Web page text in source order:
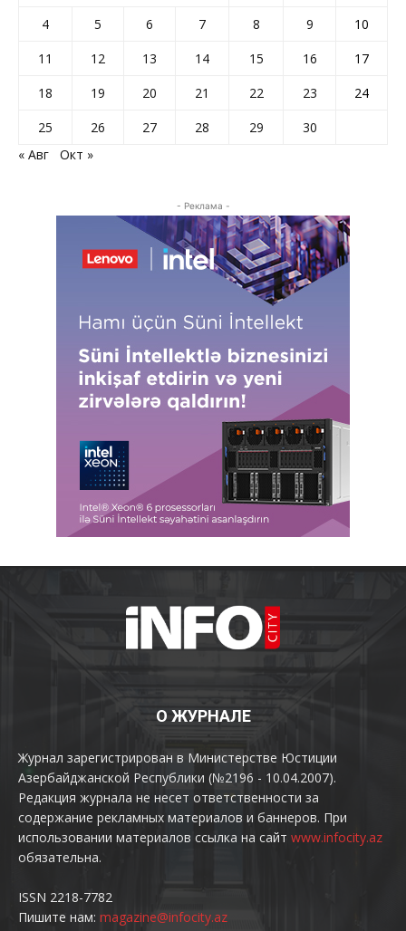
4
5 6 7 8 9
10
11
12 13 14 15 16
17
18
19 20 21 22 23
24
25
26 27 28 29
30
« Авг
Окт »
- Реклама -
О ЖУРНАЛЕ
Журнал зарегистрирован в Министерстве Юстиции
Азербайджанской Республики (№2196 - 10.04.2007).
Редакция журнала не несет ответственности за
содержание рекламных материалов и баннеров. При
использовании материалов ссылка на сайт www.infocity.az
обязательна.
ISSN 2218-7782
Пишите нам: magazine@infocity.az